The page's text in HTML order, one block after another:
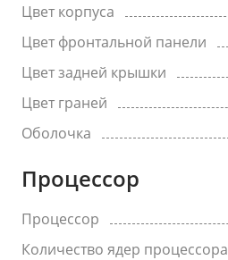
Цвет корпуса
Цвет фронтальной панели
Цвет задней крышки
Цвет граней
Оболочка
Процессор
Процессор
Количество ядер процессора